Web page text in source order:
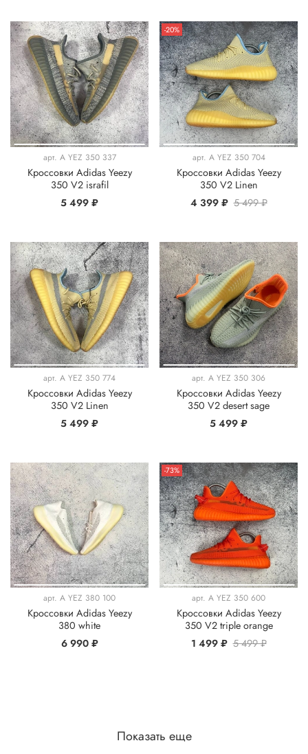
арт. A YEZ 350 337
Кроссовки Adidas Yeezy
350 V2 israfil
5 499 ₽
-20%
арт. A YEZ 350 704
Кроссовки Adidas Yeezy
350 V2 Linen
4 399 ₽ 5 499 ₽
арт. A YEZ 350 774
Кроссовки Adidas Yeezy
350 V2 Linen
5 499 ₽
арт. A YEZ 350 306
Кроссовки Adidas Yeezy
350 V2 desert sage
5 499 ₽
арт. A YEZ 380 100
Кроссовки Adidas Yeezy
380 white
6 990 ₽
-73%
арт. A YEZ 350 600
Кроссовки Adidas Yeezy
350 V2 triple orange
1 499 ₽ 5 499 ₽
Показать еще